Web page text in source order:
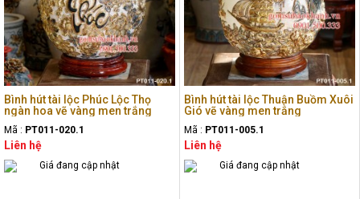
Bình hút tài lộc Phúc Lộc Thọ
ngàn hoa vẽ vàng men trắng
Mã : PT011-020.1
Liên hệ
Giá đang cập nhật
Bình hút tài lộc Thuận Buồm Xuôi
Gió vẽ vàng men trắng
Mã : PT011-005.1
Liên hệ
Giá đang cập nhật